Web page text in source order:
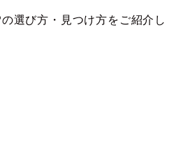
選び方・見つけ方をご紹介し